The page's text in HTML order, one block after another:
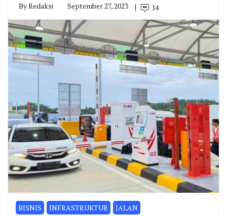
ByRedaksi September 27, 2023 14
BISNIS INFRASTRUKTUR JALAN